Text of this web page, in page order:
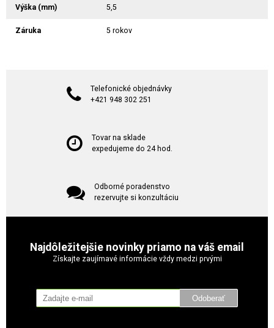
Výška (mm) 5,5
Záruka 5 rokov
Telefonické objednávky
+421 948 302 251
Tovar na sklade
expedujeme do 24 hod.
Odborné poradenstvo
rezervujte si konzultáciu
Najdôležitejšie novinky priamo na váš email
Získajte zaujímavé informácie vždy medzi prvými
Odoberať